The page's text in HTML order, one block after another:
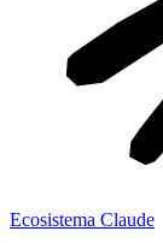
Ecosistema Claude